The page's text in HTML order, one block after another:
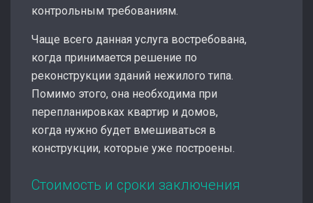
контрольным требованиям.
Чаще всего данная услуга востребована,
когда принимается решение по
реконструкции зданий нежилого типа.
Помимо этого, она необходима при
перепланировках квартир и домов,
когда нужно будет вмешиваться в
конструкции, которые уже построены.
Стоимость и сроки заключения